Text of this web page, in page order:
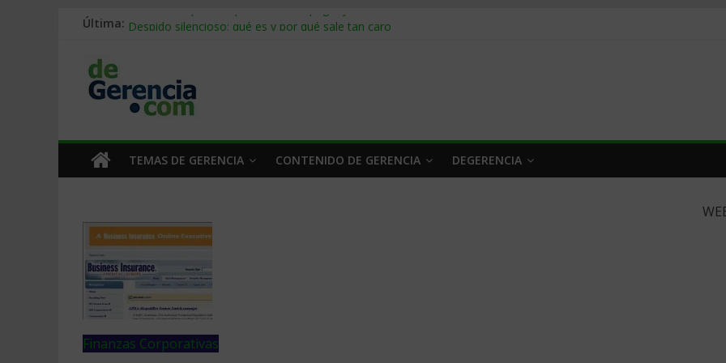
Última: Stablecoins para empresas: cómo pagar y cobrar en 2026
Trabajo forzoso en la cadena de suministro: qué hacer
Mercado hispano de EE. UU.: cómo segmentarlo y venderle
TEMAS DE GERENCIA CONTENIDO DE GERENCIA DEGERENCIA
Finanzas Corporativas